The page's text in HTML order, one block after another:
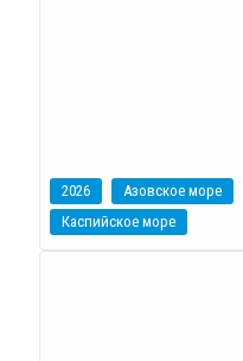
2026 Азовское море
Каспийское море